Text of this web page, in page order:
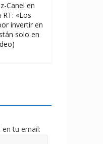
Canel en
RT: «Los
invertir en
solo en
en tu email: